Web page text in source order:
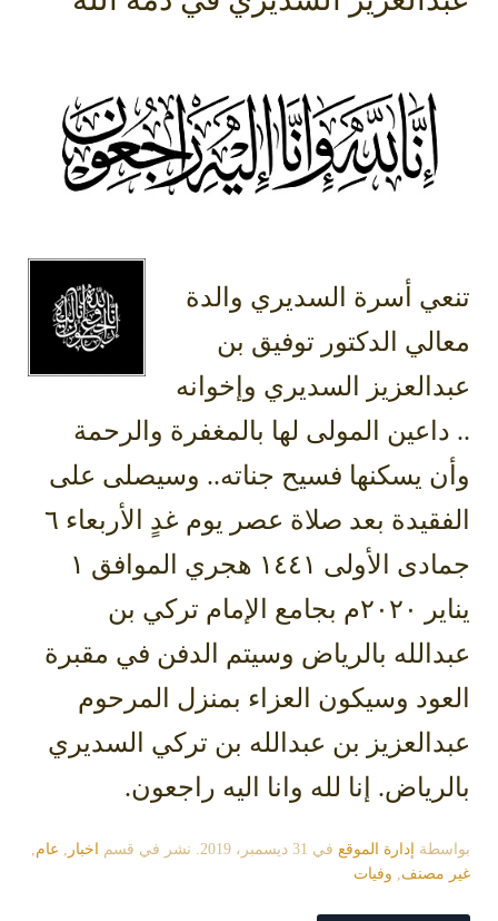
تنعي أسرة السديري والدة
معالي الدكتور توفيق بن
عبدالعزيز السديري وإخوانه
.. داعين المولى لها بالمغفرة والرحمة
وأن يسكنها فسيح جناته.. وسيصلى على
الفقيدة بعد صلاة عصر يوم غدٍ الأربعاء ٦
جمادى الأولى ١٤٤١ هجري الموافق ١
يناير ٢٠٢٠م بجامع الإمام تركي بن
عبدالله بالرياض وسيتم الدفن في مقبرة
العود وسيكون العزاء بمنزل المرحوم
عبدالعزيز بن عبدالله بن تركي السديري
بالرياض. إنا لله وانا اليه راجعون.
بواسطة إدارة الموقع في 31 ديسمبر، 2019 . نشر في قسم اخبار , عام,
غير مصنف, وفيات